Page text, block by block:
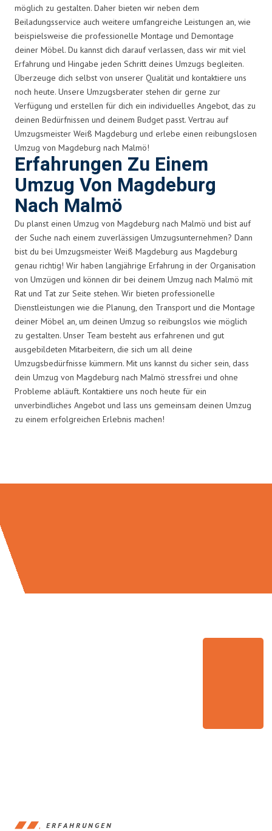
möglich zu gestalten. Daher bieten wir neben dem
Beiladungsservice auch weitere umfangreiche Leistungen an, wie
beispielsweise die professionelle Montage und Demontage
deiner Möbel. Du kannst dich darauf verlassen, dass wir mit viel
Erfahrung und Hingabe jeden Schritt deines Umzugs begleiten.
Überzeuge dich selbst von unserer Qualität und kontaktiere uns
noch heute. Unsere Umzugsberater stehen dir gerne zur
Verfügung und erstellen für dich ein individuelles Angebot, das zu
deinen Bedürfnissen und deinem Budget passt. Vertrau auf
Umzugsmeister Weiß Magdeburg und erlebe einen reibungslosen
Umzug von Magdeburg nach Malmö!
Erfahrungen Zu Einem
Umzug Von Magdeburg
Nach Malmö
Du planst einen Umzug von Magdeburg nach Malmö und bist auf
der Suche nach einem zuverlässigen Umzugsunternehmen? Dann
bist du bei Umzugsmeister Weiß Magdeburg aus Magdeburg
genau richtig! Wir haben langjährige Erfahrung in der Organisation
von Umzügen und können dir bei deinem Umzug nach Malmö mit
Rat und Tat zur Seite stehen. Wir bieten professionelle
Dienstleistungen wie die Planung, den Transport und die Montage
deiner Möbel an, um deinen Umzug so reibungslos wie möglich
zu gestalten. Unser Team besteht aus erfahrenen und gut
ausgebildeten Mitarbeitern, die sich um all deine
Umzugsbedürfnisse kümmern. Mit uns kannst du sicher sein, dass
dein Umzug von Magdeburg nach Malmö stressfrei und ohne
Probleme abläuft. Kontaktiere uns noch heute für ein
unverbindliches Angebot und lass uns gemeinsam deinen Umzug
zu einem erfolgreichen Erlebnis machen!
ERFAHRUNGEN